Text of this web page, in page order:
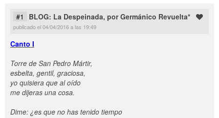
#1 BLOG: La Despeinada, por Germánico Revuelta*
publicado el 04/04/2016 a las 19:49
Canto I
Torre de San Pedro Mártir,
esbelta, gentil, graciosa,
yo quisiera que al oído
me dijeras una cosa.
Dime: ¿es que no has tenido tiempo